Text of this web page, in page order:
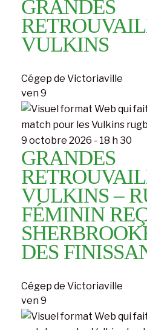
GRANDES
VULKINS
Cégep de Victoriaville
ven9
9 octobre 2026 - 18 h 30
GRANDES
VULKINS –
FÉMININ
DES
Cégep de Victoriaville
ven9